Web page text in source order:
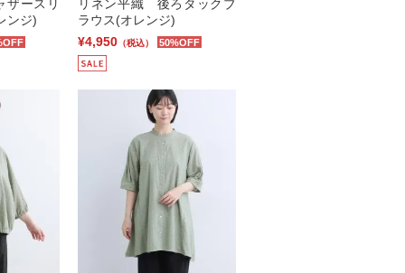
ースリ
ンジ)
リネン平織 後ろタックブ
ラウス(オレンジ)
¥4,950 （税込） 50%OFF